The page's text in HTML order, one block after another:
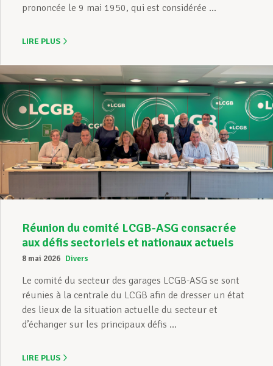
prononcée le 9 mai 1950, qui est considérée ...
LIRE PLUS
Réunion du comité LCGB-ASG consacrée
aux défis sectoriels et nationaux actuels
8 mai 2026 Divers
Le comité du secteur des garages LCGB-ASG se sont
réunies à la centrale du LCGB afin de dresser un état
des lieux de la situation actuelle du secteur et
d’échanger sur les principaux défis ...
LIRE PLUS